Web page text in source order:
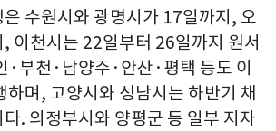
수원시와 광명시가 17일까지, 오
이천시는 22일부터 26일까지 원서
·부천·남양주·안산·평택 등도 이
하며, 고양시와 성남시는 하반기 채
. 의정부시와 양평군 등 일부 지자